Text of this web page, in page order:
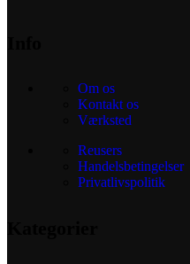
Om os
Kontakt os
Værksted
Reusers
Handelsbetingelser
Privatlivspolitik